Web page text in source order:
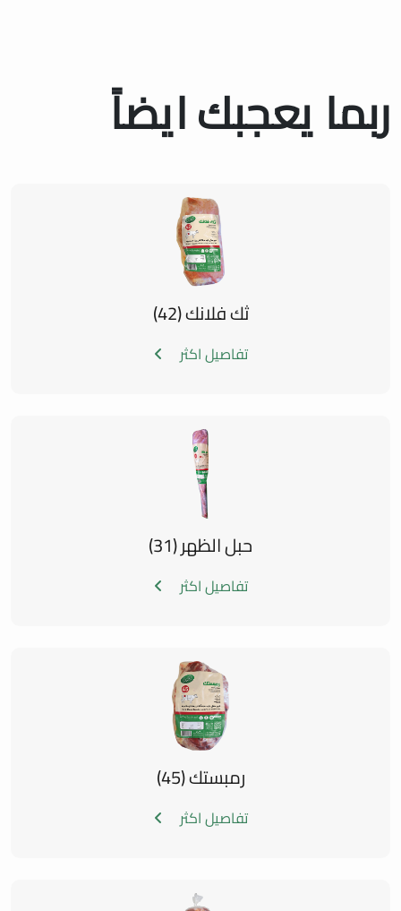
ربما يعجبك ايضاً
ثك فلانك (42)
تفاصيل اكثر
حبل الظهر (31)
تفاصيل اكثر
رمبستك (45)
تفاصيل اكثر